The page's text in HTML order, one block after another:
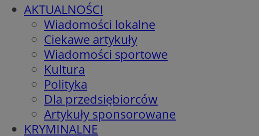
AKTUALNOŚCI
Wiadomości lokalne
Ciekawe artykuły
Wiadomości sportowe
Kultura
Polityka
Dla przedsiębiorców
Artykuły sponsorowane
KRYMINALNE